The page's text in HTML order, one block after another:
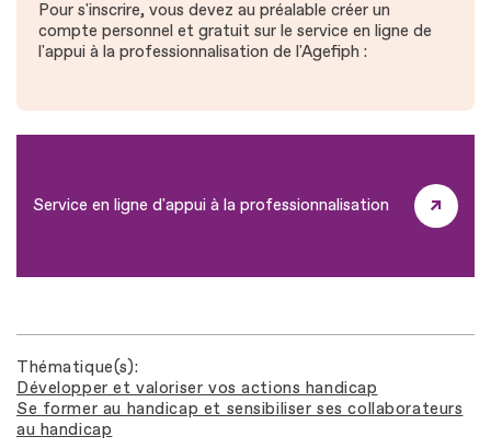
Pour s'inscrire, vous devez au préalable créer un
compte personnel et gratuit sur le service en ligne de
l'appui à la professionnalisation de l'Agefiph :
Service en ligne d'appui à la professionnalisation
Thématique(s)
Développer et valoriser vos actions handicap
Se former au handicap et sensibiliser ses collaborateurs
au handicap